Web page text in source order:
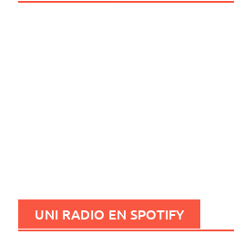
UNI RADIO EN SPOTIFY